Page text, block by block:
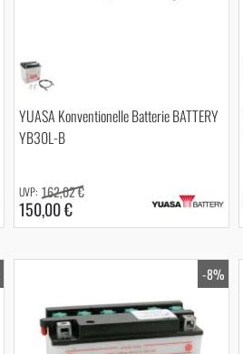
YUASA Konventionelle Batterie BATTERY
YB30L-B
150,00 €
162,02 €
-8%